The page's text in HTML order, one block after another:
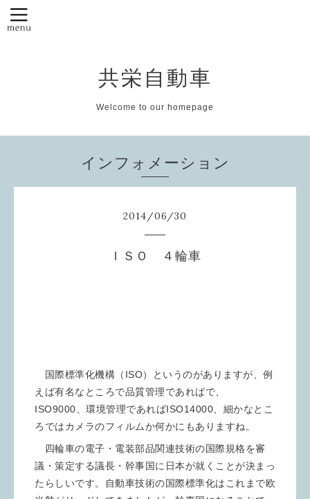
共栄自動車
Welcome to our homepage
インフォメーション
2014/06/30
ＩＳＯ ４輪車
国際標準化機構（ISO）というのがありますが、例
えば有名なところで品質管理であればで、
ISO9000、環境管理であればISO14000、細かなとこ
ろではカメラのフィルムか何かにもありますね。
四輪車の電子・電装部品関連技術の国際規格を審
議・策定する議長・幹事国に日本が就くことが決まっ
たらしいです。自動車技術の国際標準化はこれまで欧